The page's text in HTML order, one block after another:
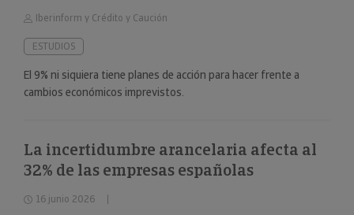
Iberinform y Crédito y Caución
ESTUDIOS
El 9% ni siquiera tiene planes de acción para hacer frente a
cambios económicos imprevistos.
La incertidumbre arancelaria afecta al
32% de las empresas españolas
16 junio 2026